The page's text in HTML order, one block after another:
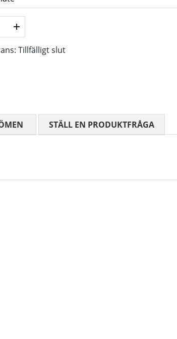
Tillfälligt slut
MEDELBETYG 0 AV 5 ANTAL BETYG 0
STÄLL EN PRODUKTFRÅGA